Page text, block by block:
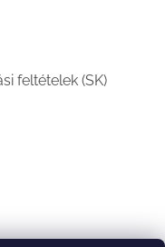
feltételek (SK)